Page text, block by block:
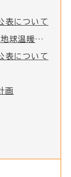
表について
紋別市環境基本計画及び紋別市地球温暖化対策実行計画
表について
画